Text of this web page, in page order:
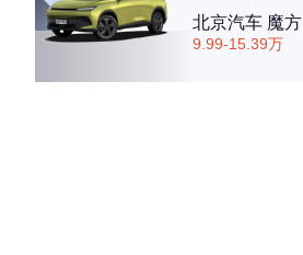
北京汽车 魔方
9.99-15.39万